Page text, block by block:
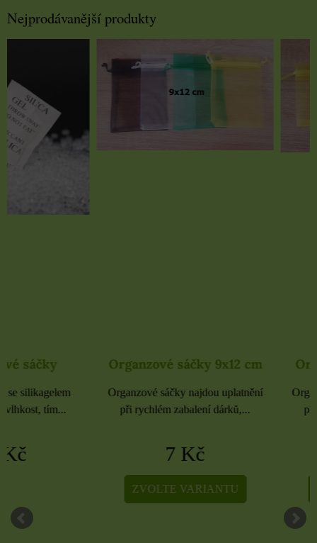
Nejprodávanější produkty
Organzové sáčky 9x12 cm
Organzové sáčky najdou uplatnění
při rychlém zabalení dárků,...
ZVOLTE VARIANTU
Organzové sáčky
Organzové sáčky najdou
při rychlém zabalení
ZVOLTE